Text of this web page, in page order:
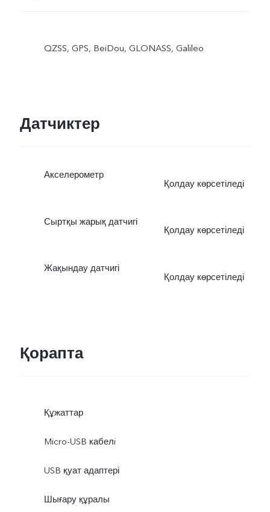
QZSS, GPS, BeiDou, GLONASS, Galileo
Датчиктер
Акселерометр
Қолдау көрсетіледі
Сыртқы жарық датчигі
Қолдау көрсетіледі
Жақындау датчигі
Қолдау көрсетіледі
Қорапта
Құжаттар
Micro-USB кабелi
USB қуат адаптері
Шығару құралы